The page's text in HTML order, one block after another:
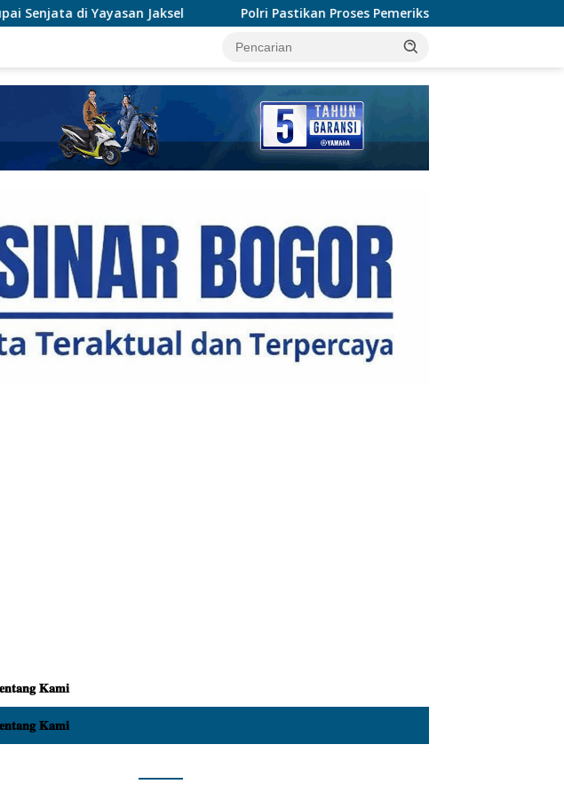
Polri Pastikan Proses Pemeriksaan Personel di Aceh Dilaksanakan Secara
𝐊𝐚𝐦𝐢
𝐊𝐚𝐦𝐢